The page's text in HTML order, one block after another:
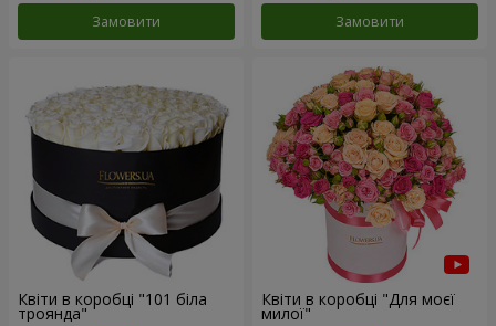
Замовити Замовити
Квіти в коробці "101 біла
троянда"
Квіти в коробці "Для моєї
милої"